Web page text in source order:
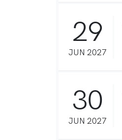
29
JUN 2027
30
JUN 2027